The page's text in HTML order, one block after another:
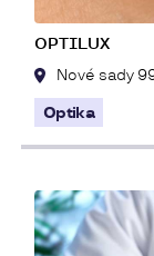
OPTILUX
Nové sady
Optika